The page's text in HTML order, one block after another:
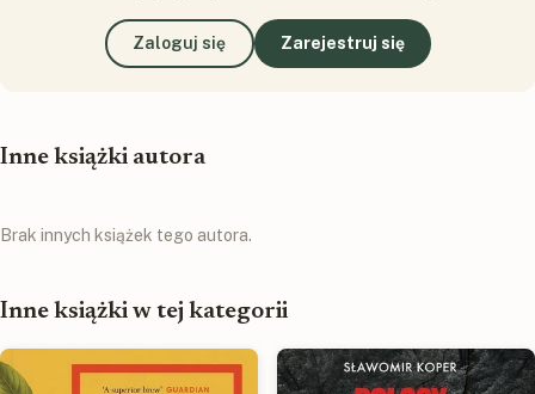
Zaloguj się Zarejestruj się
Inne książki autora
Brak innych książek tego autora.
Inne książki w tej kategorii